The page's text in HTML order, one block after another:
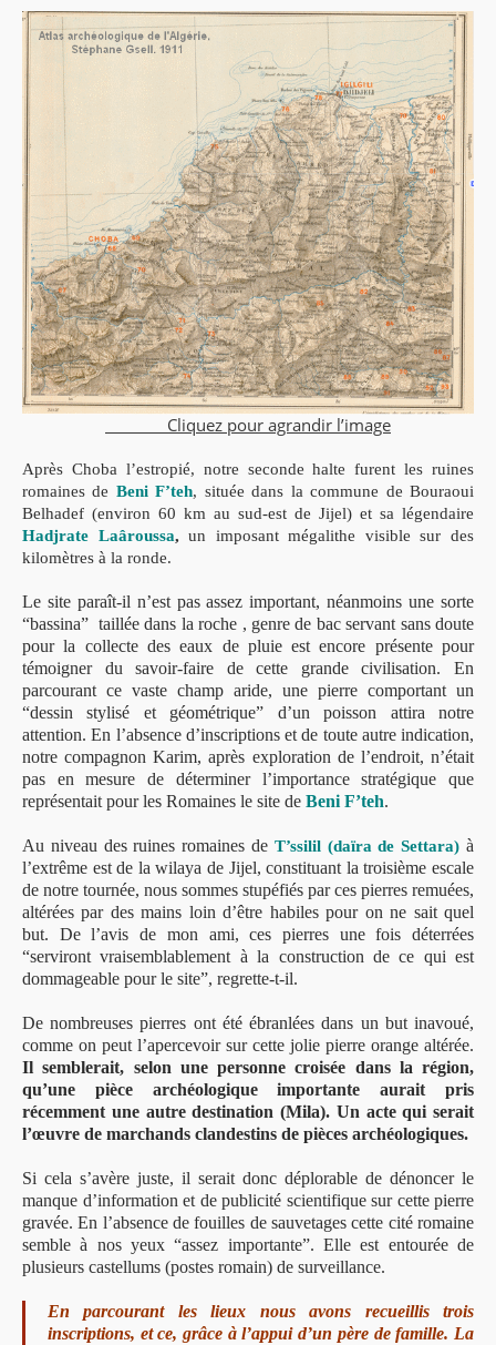
Cliquez pour agrandir l’image
Après Choba l’estropié, notre seconde halte furent les ruines
romaines de Beni F’teh, située dans la commune de Bouraoui
Belhadef (environ 60 km au sud-est de Jijel) et sa légendaire
Hadjrate Laâroussa, un imposant mégalithe visible sur des
kilomètres à la ronde.
Le site paraît-il n’est pas assez important, néanmoins une sorte
“bassina” taillée dans la roche , genre de bac servant sans doute
pour la collecte des eaux de pluie est encore présente pour
témoigner du savoir-faire de cette grande civilisation. En
parcourant ce vaste champ aride, une pierre comportant un
“dessin stylisé et géométrique” d’un poisson attira notre
attention. En l’absence d’inscriptions et de toute autre indication,
notre compagnon Karim, après exploration de l’endroit, n’était
pas en mesure de déterminer l’importance stratégique que
représentait pour les Romaines le site de Beni F’teh.
Au niveau des ruines romaines de T’ssilil (daïra de Settara) à
l’extrême est de la wilaya de Jijel, constituant la troisième escale
de notre tournée, nous sommes stupéfiés par ces pierres remuées,
altérées par des mains loin d’être habiles pour on ne sait quel
but. De l’avis de mon ami, ces pierres une fois déterrées
“serviront vraisemblablement à la construction de ce qui est
dommageable pour le site”, regrette-t-il.
De nombreuses pierres ont été ébranlées dans un but inavoué,
comme on peut l’apercevoir sur cette jolie pierre orange altérée.
Il semblerait, selon une personne croisée dans la région,
qu’une pièce archéologique importante aurait pris
récemment une autre destination (Mila). Un acte qui serait
l’œuvre de marchands clandestins de pièces archéologiques.
Si cela s’avère juste, il serait donc déplorable de dénoncer le
manque d’information et de publicité scientifique sur cette pierre
gravée. En l’absence de fouilles de sauvetages cette cité romaine
semble à nos yeux “assez importante”. Elle est entourée de
plusieurs castellums (postes romain) de surveillance.
En parcourant les lieux nous avons recueillis trois
inscriptions, et ce, grâce à l’appui d’un père de famille. La